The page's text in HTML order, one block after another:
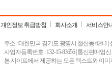
개인정보 취급방침 회사소개 서비스안
주소 : 대한민국 경기도 광명시 철산동 626-1 |
사업자등록번호 : 132-15-83656 | 통신판매업
본 사이트에서 제공하는 모든 텍스트와 이